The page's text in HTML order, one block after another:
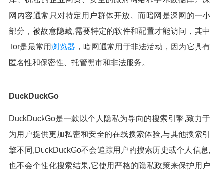
网内容通常只对特定用户群体开放。而暗网是深网的一小
部分，被故意隐藏,需要特定的软件和配置才能访问，其中
Tor是最常用浏览器 ，暗网通常用于非法活动，因为它具有
匿名性和保密性、托管黑市和非法服务。
DuckDuckGo
DuckDuckGo是一款以个人隐私为导向的搜索引擎,致力于
为用户提供更加私密和安全的在线搜索体验,与其他搜索引
擎不同,DuckDuckGo不会追踪用户的搜索历史或个人信息,
也不会个性化搜索结果,它使用严格的隐私政策来保护用户